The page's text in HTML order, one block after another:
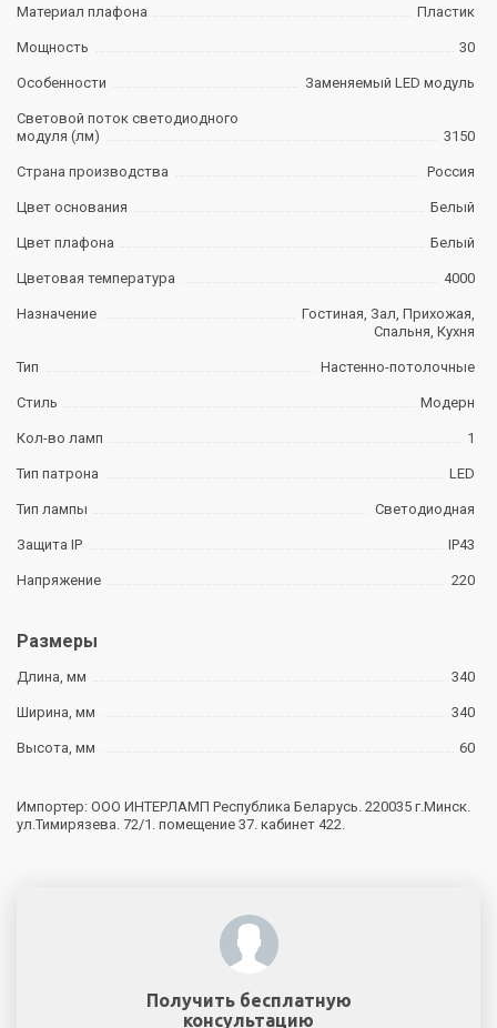
Материал плафона Пластик
Мощность 30
Особенности Заменяемый LED модуль
Световой поток светодиодного
модуля (лм)
3150
Страна производства Россия
Цвет основания Белый
Цвет плафона Белый
Цветовая температура 4000
Назначение
Гостиная, Зал, Прихожая,
Спальня, Кухня
Тип Настенно-потолочные
Стиль Модерн
Кол-во ламп 1
Тип патрона LED
Тип лампы Светодиодная
Защита IP IP43
Напряжение 220
Размеры
Длина, мм 340
Ширина, мм 340
Высота, мм 60
Импортер: ООО ИНТЕРЛАМП Республика Беларусь. 220035 г.Минск.
ул.Тимирязева. 72/1. помещение 37. кабинет 422.
Получить бесплатную
консультацию